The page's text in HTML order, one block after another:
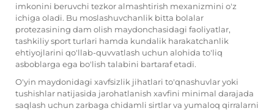
imkonini beruvchi tezkor almashtirish mexanizmini o'z
ichiga oladi. Bu moslashuvchanlik bitta bolalar
protezasining dam olish maydonchasidagi faoliyatlar,
tashkiliy sport turlari hamda kundalik harakatchanlik
ehtiyojlarini qo'llab-quvvatlash uchun alohida to'liq
asboblarga ega bo'lish talabini bartaraf etadi.
O'yin maydonidagi xavfsizlik jihatlari to'qnashuvlar yoki
tushishlar natijasida jarohatlanish xavfini minimal darajada
saqlash uchun zarbaga chidamli sirtlar va yumaloq qirralarni